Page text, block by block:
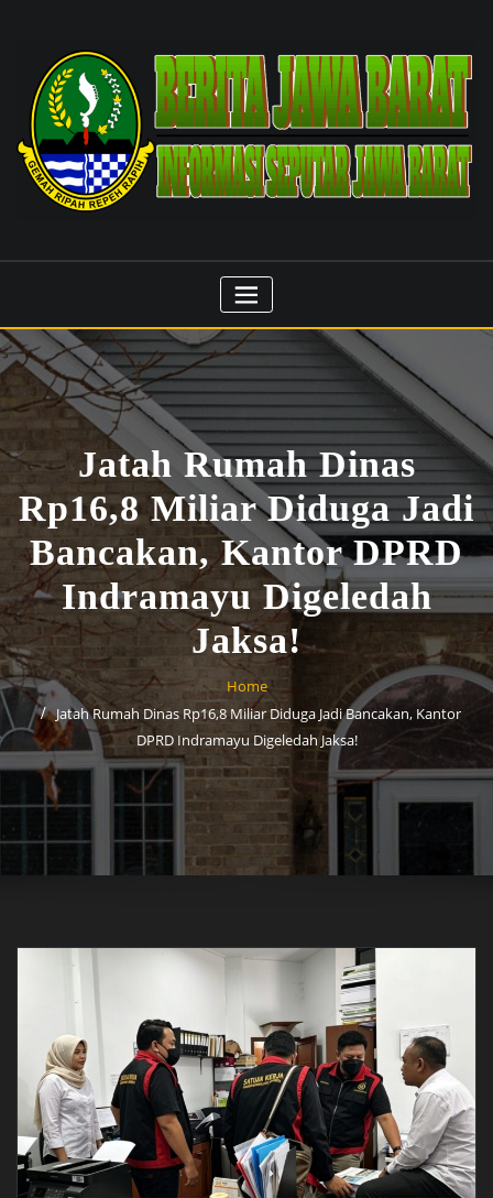
Jatah Rumah Dinas
Rp16,8 Miliar Diduga Jadi
Bancakan, Kantor DPRD
Indramayu Digeledah
Jaksa!
Home
Jatah Rumah Dinas Rp16,8 Miliar Diduga Jadi Bancakan, Kantor
DPRD Indramayu Digeledah Jaksa!